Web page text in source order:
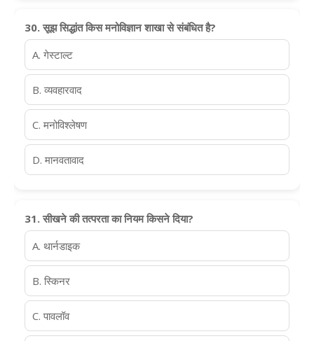
30. सूझ सिद्धांत किस मनोविज्ञान शाखा से संबंधित है?
A. गेस्टाल्ट
B. व्यवहारवाद
C. मनोविश्लेषण
D. मानवतावाद
31. सीखने की तत्परता का नियम किसने दिया?
A. थार्नडाइक
B. स्किनर
C. पावलॉव